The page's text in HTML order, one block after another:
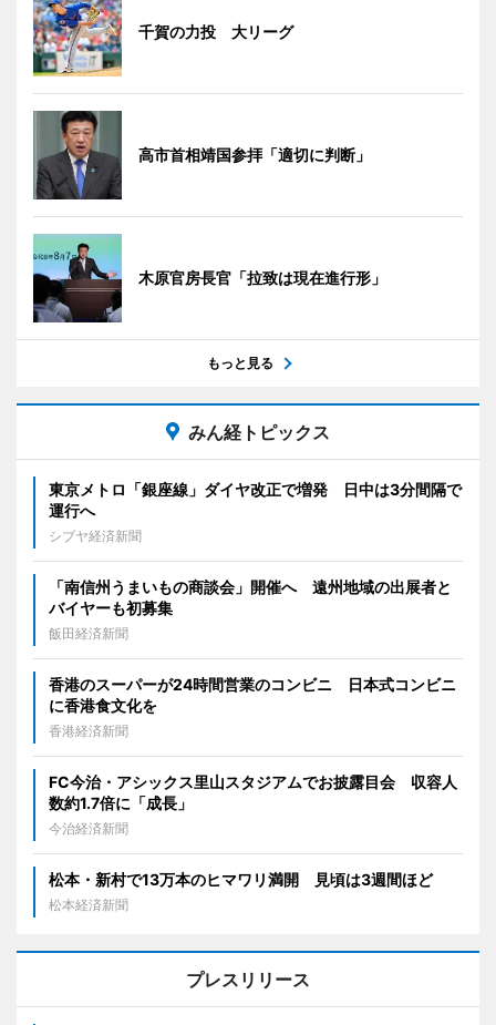
千賀の力投 大リーグ
高市首相靖国参拝「適切に判断」
木原官房長官「拉致は現在進行形」
もっと見る
みん経トピックス
東京メトロ「銀座線」ダイヤ改正で増発 日中は3分間隔で
運行へ
シブヤ経済新聞
「南信州うまいもの商談会」開催へ 遠州地域の出展者と
バイヤーも初募集
飯田経済新聞
香港のスーパーが24時間営業のコンビニ 日本式コンビニ
に香港食文化を
香港経済新聞
FC今治・アシックス里山スタジアムでお披露目会 収容人
数約1.7倍に「成長」
今治経済新聞
松本・新村で13万本のヒマワリ満開 見頃は3週間ほど
松本経済新聞
プレスリリース